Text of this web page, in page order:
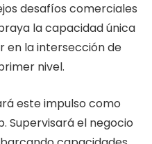
desafíos comerciales
la capacidad única
en la intersección de
nivel.
este impulso como
Supervisará el negocio